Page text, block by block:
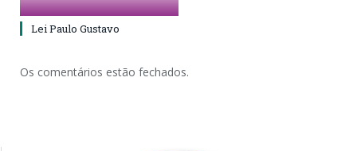
Lei Paulo Gustavo
Os comentários estão fechados.